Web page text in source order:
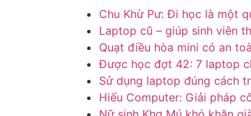
Chu Khừ Pư: Đi học là một
Laptop cũ – giúp sinh viên
Quạt điều hòa mini có an
Được học đợt 42: 7 laptop
Sử dụng laptop đúng cách
Hiếu Computer: Giải pháp